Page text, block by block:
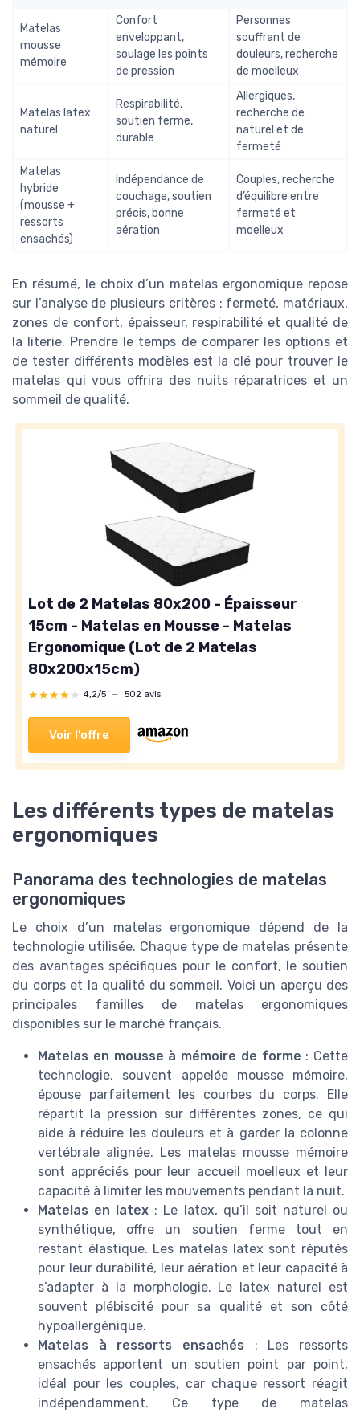
Matelas
mousse
mémoire
Confort
enveloppant,
soulage les points
de pression
Personnes
souffrant de
douleurs, recherche
de moelleux
Matelas latex
naturel
Respirabilité,
soutien ferme,
durable
Allergiques,
recherche de
naturel et de
fermeté
Matelas
hybride
(mousse +
ressorts
ensachés)
Indépendance de
couchage, soutien
précis, bonne
aération
Couples, recherche
d’équilibre entre
fermeté et
moelleux
En résumé, le choix d’un matelas ergonomique repose
sur l’analyse de plusieurs critères : fermeté, matériaux,
zones de confort, épaisseur, respirabilité et qualité de
la literie. Prendre le temps de comparer les options et
de tester différents modèles est la clé pour trouver le
matelas qui vous offrira des nuits réparatrices et un
sommeil de qualité.
Lot de 2 Matelas 80x200 - Épaisseur
15cm - Matelas en Mousse - Matelas
Ergonomique (Lot de 2 Matelas
80x200x15cm)
★★★★★
★★★★★ 4,2/5 — 502 avis
Voir l'offre
Les différents types de matelas
ergonomiques
Panorama des technologies de matelas
ergonomiques
Le choix d’un matelas ergonomique dépend de la
technologie utilisée. Chaque type de matelas présente
des avantages spécifiques pour le confort, le soutien
du corps et la qualité du sommeil. Voici un aperçu des
principales familles de matelas ergonomiques
disponibles sur le marché français.
Matelas en mousse à mémoire de forme : Cette
technologie, souvent appelée mousse mémoire,
épouse parfaitement les courbes du corps. Elle
répartit la pression sur différentes zones, ce qui
aide à réduire les douleurs et à garder la colonne
vertébrale alignée. Les matelas mousse mémoire
sont appréciés pour leur accueil moelleux et leur
capacité à limiter les mouvements pendant la nuit.
Matelas en latex : Le latex, qu’il soit naturel ou
synthétique, offre un soutien ferme tout en
restant élastique. Les matelas latex sont réputés
pour leur durabilité, leur aération et leur capacité à
s’adapter à la morphologie. Le latex naturel est
souvent plébiscité pour sa qualité et son côté
hypoallergénique.
Matelas à ressorts ensachés : Les ressorts
ensachés apportent un soutien point par point,
idéal pour les couples, car chaque ressort réagit
indépendamment. Ce type de matelas